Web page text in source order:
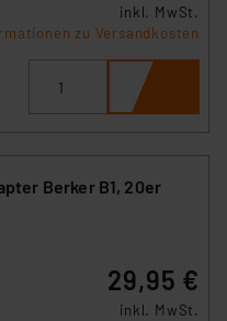
inkl. MwSt.
zu Versandkosten
Berker B1, 20er
29,95 €
inkl. MwSt.